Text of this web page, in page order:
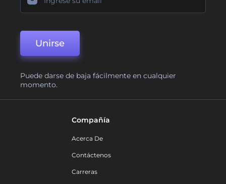
Unirse
Puede darse de baja fácilmente en cualquier
momento.
Compañía
Acerca De
Contáctenos
Carreras